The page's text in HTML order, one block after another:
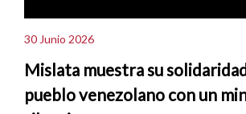
30 Junio 2026
Mislata muestra su
pueblo venezolano con un